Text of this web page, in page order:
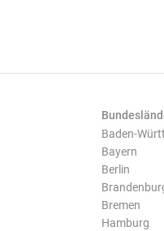
Baden-
Bayern
Berlin
Bremen
Hamburg